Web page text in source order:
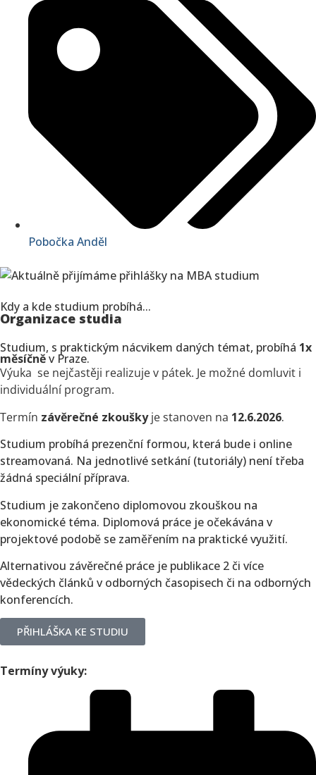
Pobočka Anděl
Kdy a kde studium probíhá...
Organizace studia
Studium, s praktickým nácvikem daných témat, probíhá 1x
měsíčněv Praze.
Výuka se nejčastěji realizuje v pátek. Je možné domluvit i
individuální program.
Termín závěrečné zkouškyje stanoven na 12.6.2026.
Studium probíhá prezenční formou, která bude i online
streamovaná. Na jednotlivé setkání (tutoriály) není třeba
žádná speciální příprava.
Studium je zakončeno diplomovou zkouškou na
ekonomické téma. Diplomová práce je očekávána v
projektové podobě se zaměřením na praktické využití.
Alternativou závěrečné práce je publikace 2 či více
vědeckých článků v odborných časopisech či na odborných
konferencích.
PŘIHLÁŠKA KE STUDIU
Termíny výuky: